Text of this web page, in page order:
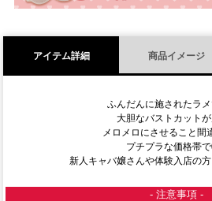
アイテム詳細 商品イメージ
ふんだんに施されたラ
大胆なバストカット
メロメロにさせること
プチプラな価格帯
新人キャバ嬢さんや体験入店の
- 注意事項 -